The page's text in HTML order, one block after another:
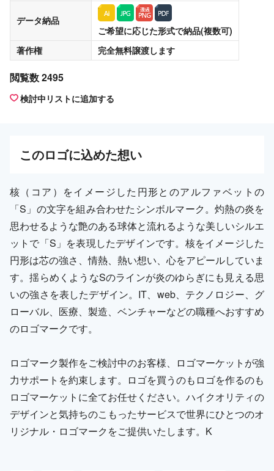
データ納品
ご希望に応じた形式で納品(複数可)
著作権
完全無料譲渡します
閲覧数 2495
検討中リストに追加する
このロゴに込めた想い
核（コア）をイメージした円形とのアルファベットの
「S」の文字を組み合わせたシンボルマーク。灼熱の炎を
思わせるような艶のある球体と流れるような美しいシルエ
ットで「S」を表現したデザインです。核をイメージした
円形は芯の強さ、情熱、熱い想い、心をアピールしていま
す。揺らめくようなSのラインが炎のゆらぎにも見える思
いの強さを表したデザイン。IT、web、テクノロジー、グ
ローバル、医療、製造、ベンチャーなどの職種へおすすめ
のロゴマークです。
ロゴマーク製作をご検討中のお客様、ロゴマーケットが強
力サポートを約束します。ロゴを買うのもロゴを作るのも
ロゴマーケットに全てお任せください。ハイクオリティの
デザインと気持ちのこもったサービスで世界にひとつのオ
リジナル・ロゴマークをご提供いたします。K